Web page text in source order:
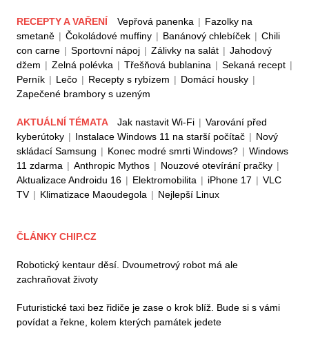
RECEPTY A VAŘENÍ Vepřová panenka | Fazolky na
smetaně | Čokoládové muffiny | Banánový chlebíček | Chili
con carne | Sportovní nápoj | Zálivky na salát | Jahodový
džem | Zelná polévka | Třešňová bublanina | Sekaná recept |
Perník | Lečo | Recepty s rybízem | Domácí housky |
Zapečené brambory s uzeným
AKTUÁLNÍ TÉMATA Jak nastavit Wi-Fi | Varování před
kyberútoky | Instalace Windows 11 na starší počítač | Nový
skládací Samsung | Konec modré smrti Windows? | Windows
11 zdarma | Anthropic Mythos | Nouzové otevírání pračky |
Aktualizace Androidu 16 | Elektromobilita | iPhone 17 | VLC
TV | Klimatizace Maoudegola | Nejlepší Linux
ČLÁNKY CHIP.CZ
Robotický kentaur děsí. Dvoumetrový robot má ale
zachraňovat životy
Futuristické taxi bez řidiče je zase o krok blíž. Bude si s vámi
povídat a řekne, kolem kterých památek jedete